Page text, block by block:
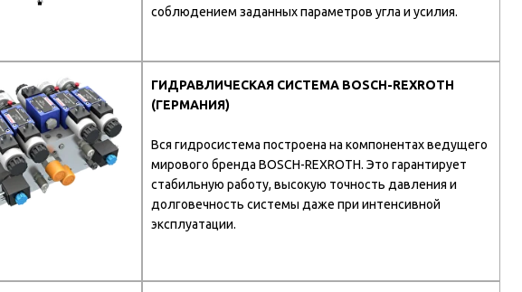
соблюдением заданных параметров угла и усилия.
ГИДРАВЛИЧЕСКАЯ СИСТЕМА BOSCH-REXROTH
(ГЕРМАНИЯ)
Вся гидросистема построена на компонентах ведущего
мирового бренда BOSCH-REXROTH. Это гарантирует
стабильную работу, высокую точность давления и
долговечность системы даже при интенсивной
эксплуатации.